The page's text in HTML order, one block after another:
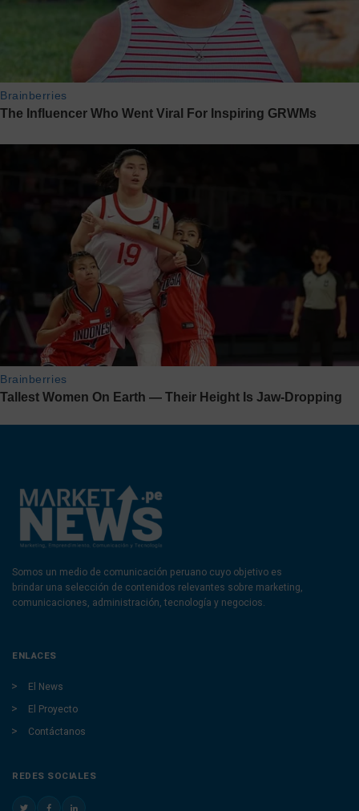
Somos un medio de comunicación peruano cuyo objetivo es
brindar una selección de contenidos relevantes sobre marketing,
comunicaciones, administración, tecnología y negocios.
ENLACES
El News
El Proyecto
Contáctanos
REDES SOCIALES